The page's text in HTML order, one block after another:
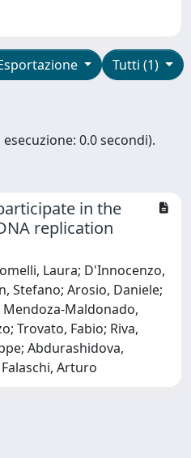
Tutti (1)
0.0 secondi).
in the
replication
Laura; D'Innocenzo,
Stefano; Arosio, Daniele;
Maldonado,
Trovato, Fabio; Riva,
Abdurashidova,
Arturo